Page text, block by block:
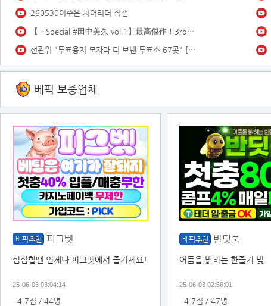
260530이주은 치어리더 직캠
【＋Special #田中美久 vol.1】最高傑作！3rd写真集の“オールアザーカット”＆ムービーを「プラス！」会員だけにお届け♡＜2026年3月後期＞
선관위 "투표용지 모자라 더 보낸 투표소 67곳" [MBN 뉴스7]
베픽 보증업체
베픽추천 피그벳
심심할땐 언제나 피그벳에서 즐기세요!
25-06-03 03:04:14
4.7점 / 44명
베픽추천 반딧불
어둠을 밝히는 한줄기 빛
25-06-03 02:56:01
4.7점 / 47명